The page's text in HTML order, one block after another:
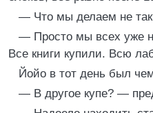
— Что мы делаем не
— Просто мы всех уже
Все книги купили. Всю
Йойо в тот день был
— В другое купе? —